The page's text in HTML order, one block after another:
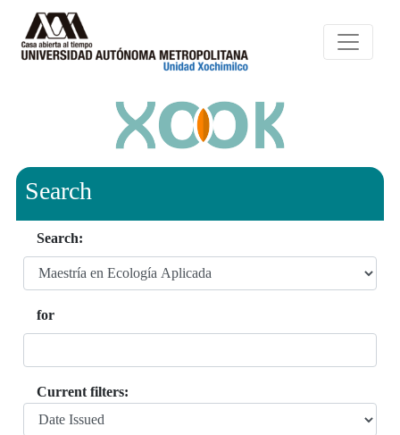
Search
Search:
for
Current filters: